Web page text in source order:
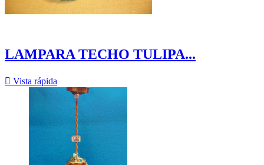
LAMPARA TECHO TULIPA...
 Vista rápida